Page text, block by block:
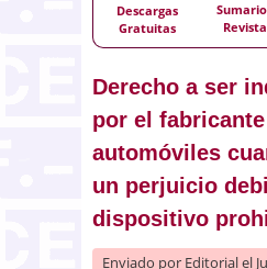
Descargas
Gratuitas
Revista
Derecho a ser
por el
automóviles
un perjuicio
dispositivo
Enviado por Editorialel